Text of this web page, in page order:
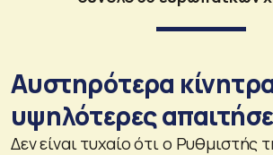
Αυστηρότερα
υψηλότερες
Δεν είναι τυχαίο ότι ο Ρυθμιστής